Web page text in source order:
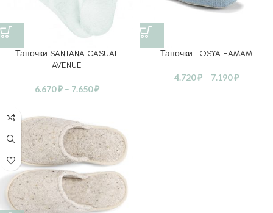
Тапочки SANTANA CASUAL
AVENUE
6.670₽ – 7.650₽
Тапочки TOSYA HAMAM
4.720₽ – 7.190₽